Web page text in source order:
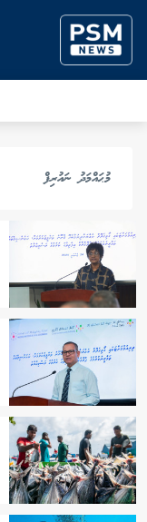
މުޙައްމަދު ނައުރިފް